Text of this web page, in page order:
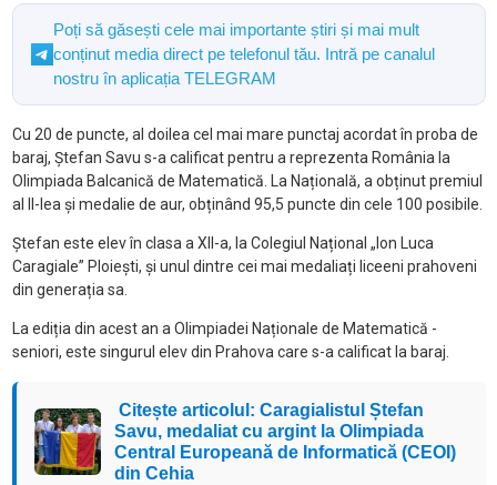
Poți să găsești cele mai importante știri și mai mult
conținut media direct pe telefonul tău. Intră pe canalul
nostru în aplicația TELEGRAM
Cu 20 de puncte, al doilea cel mai mare punctaj acordat în proba de
baraj, Ștefan Savu s-a calificat pentru a reprezenta România la
Olimpiada Balcanică de Matematică. La Națională, a obținut premiul
al II-lea și medalie de aur, obținând 95,5 puncte din cele 100 posibile.
Ștefan este elev în clasa a XII-a, la Colegiul Național „Ion Luca
Caragiale” Ploiești, și unul dintre cei mai medaliați liceeni prahoveni
din generația sa.
La ediția din acest an a Olimpiadei Naționale de Matematică -
seniori, este singurul elev din Prahova care s-a calificat la baraj.
Citește articolul: Caragialistul Ștefan
Savu, medaliat cu argint la Olimpiada
Central Europeană de Informatică (CEOI)
din Cehia